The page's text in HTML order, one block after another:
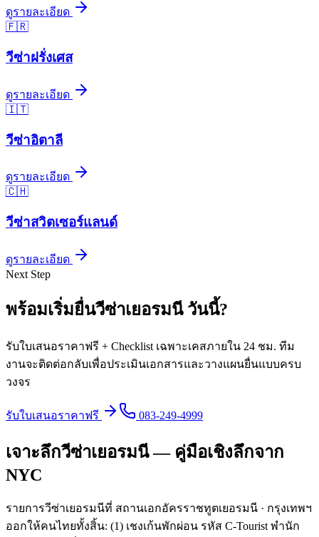
ดูรายละเอียด
🇫🇷
วีซ่าฝรั่งเศส
ดูรายละเอียด
🇮🇹
วีซ่าอิตาลี
ดูรายละเอียด
🇨🇭
วีซ่าสวิตเซอร์แลนด์
ดูรายละเอียด
Next Step
พร้อมเริ่มยื่นวีซ่าเยอรมนี วันนี้?
รับใบเสนอราคาฟรี + Checklist เฉพาะเคสภายใน 24 ชม. ทีม
งานจะติดต่อกลับเพื่อประเมินเอกสารและวางแผนยื่นแบบครบ
วงจร
รับใบเสนอราคาฟรี 083-249-4999
เจาะลึกวีซ่าเยอรมนี — คู่มือเชิงลึกจาก
NYC
รายการวีซ่าเยอรมนีที่ สถานเอกอัครราชทูตเยอรมนี · กรุงเทพฯ
ออกให้คนไทยทั้งสิ้น: (1) เชงเก้นพักผ่อน รหัส C-Tourist พำนัก